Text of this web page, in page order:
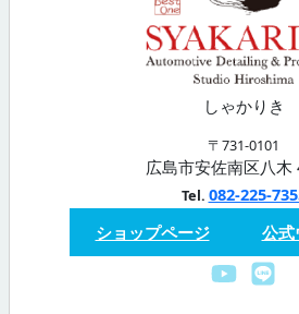
しゃかりき
〒731-0101
広島市安佐南区八木
Tel. 082-225-
ショップページ
公式